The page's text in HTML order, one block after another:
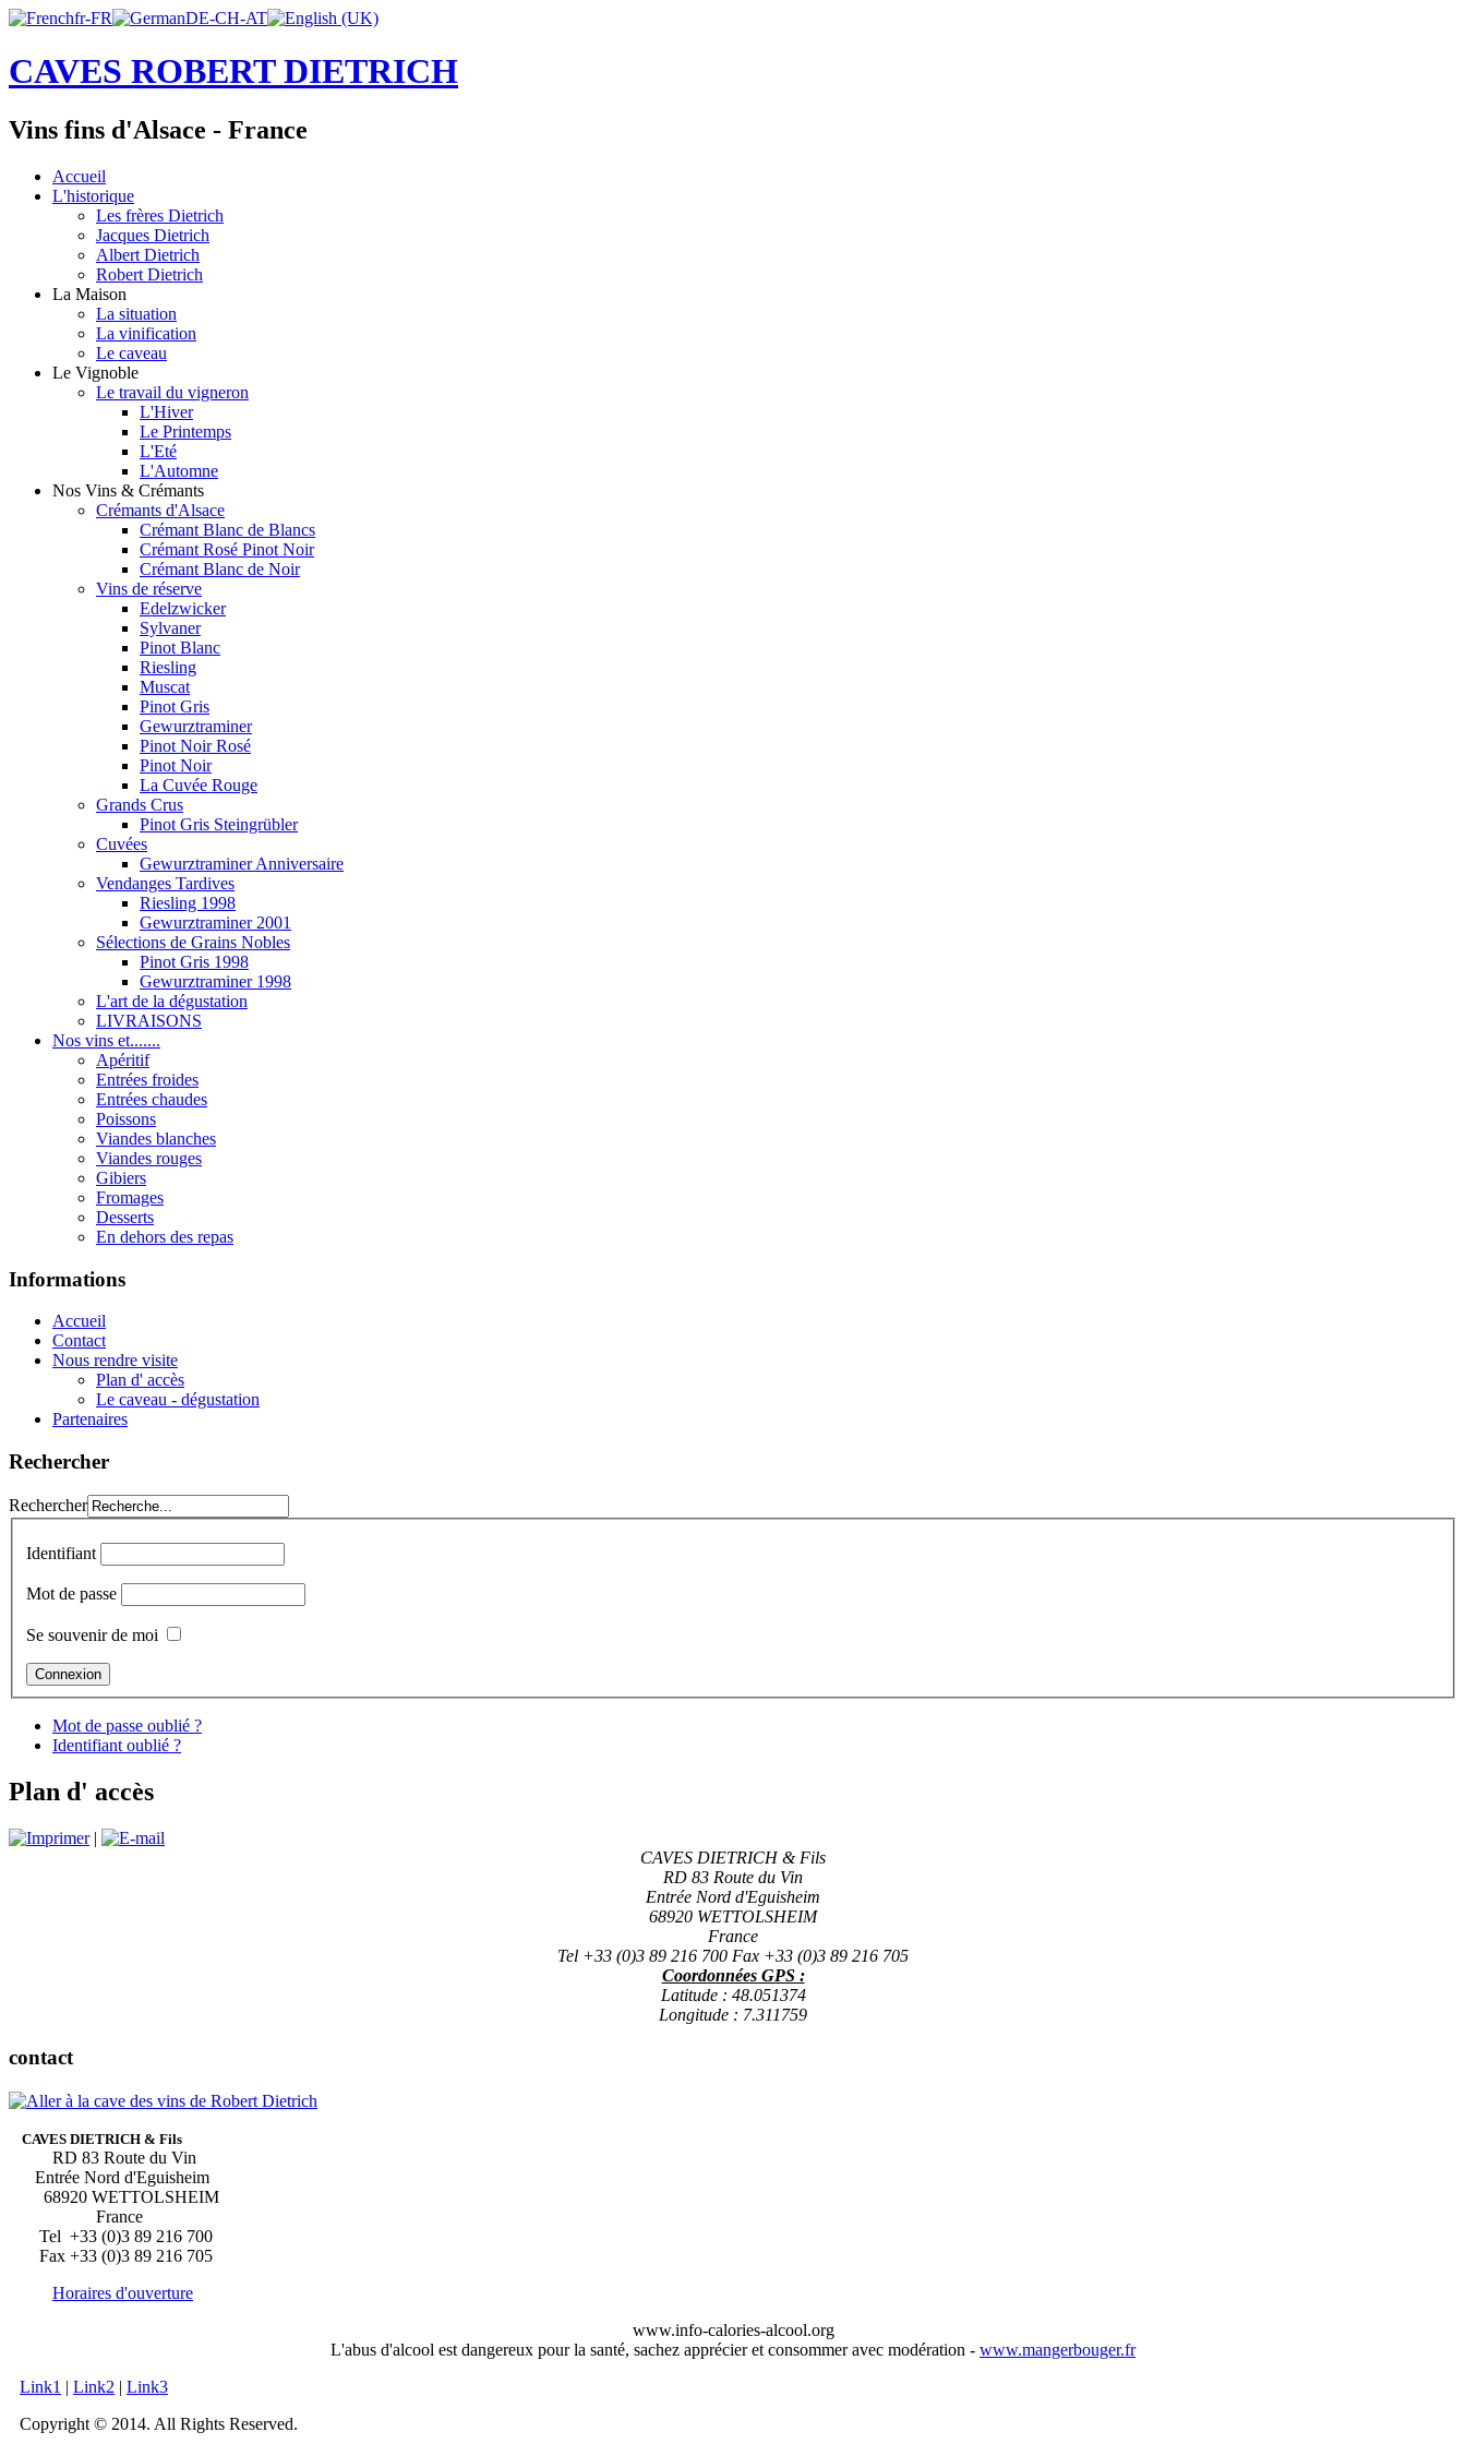
CAVES ROBERT DIETRICH
Vins fins d'Alsace - France
Accueil
L'historique
Les frères Dietrich
Jacques Dietrich
Albert Dietrich
Robert Dietrich
La Maison
La situation
La vinification
Le caveau
Le Vignoble
Le travail du vigneron
L'Hiver
Le Printemps
L'Eté
L'Automne
Nos Vins & Crémants
Crémants d'Alsace
Crémant Blanc de Blancs
Crémant Rosé Pinot Noir
Crémant Blanc de Noir
Vins de réserve
Edelzwicker
Sylvaner
Pinot Blanc
Riesling
Muscat
Pinot Gris
Gewurztraminer
Pinot Noir Rosé
Pinot Noir
La Cuvée Rouge
Grands Crus
Pinot Gris Steingrübler
Cuvées
Gewurztraminer Anniversaire
Vendanges Tardives
Riesling 1998
Gewurztraminer 2001
Sélections de Grains Nobles
Pinot Gris 1998
Gewurztraminer 1998
L'art de la dégustation
LIVRAISONS
Nos vins et.......
Apéritif
Entrées froides
Entrées chaudes
Poissons
Viandes blanches
Viandes rouges
Gibiers
Fromages
Desserts
En dehors des repas
Informations
Accueil
Contact
Nous rendre visite
Plan d' accès
Le caveau - dégustation
Partenaires
Rechercher
Rechercher
Identifiant
Mot de passe
Se souvenir de moi
Mot de passe oublié ?
Identifiant oublié ?
Plan d' accès
|
CAVES DIETRICH & Fils
RD 83 Route du Vin
Entrée Nord d'Eguisheim
68920 WETTOLSHEIM
France
Tel +33 (0)3 89 216 700 Fax +33 (0)3 89 216 705
Coordonnées GPS :
Latitude : 48.051374
Longitude : 7.311759
contact
CAVES DIETRICH & Fils
RD 83 Route du Vin
Entrée Nord d'Eguisheim
68920 WETTOLSHEIM
France
Tel +33 (0)3 89 216 700
Fax +33 (0)3 89 216 705
Horaires d'ouverture
www.info-calories-alcool.org
L'abus d'alcool est dangereux pour la santé, sachez apprécier et consommer avec modération - www.mangerbouger.fr
Link1 | Link2 | Link3
Copyright © 2014. All Rights Reserved.